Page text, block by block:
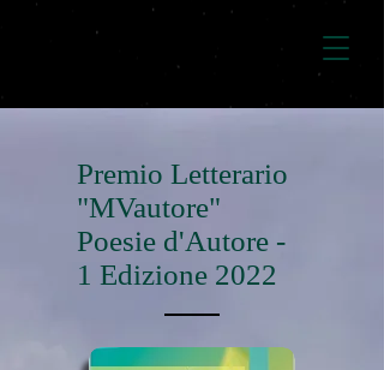
Premio Letterario
"MVautore"
Poesie d'Autore -
1 Edizione 2022